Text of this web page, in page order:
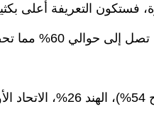
فستكون التعريفة أعلى
الإدارة في البيت